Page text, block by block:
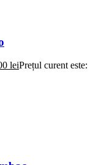
leiPrețul curent este: